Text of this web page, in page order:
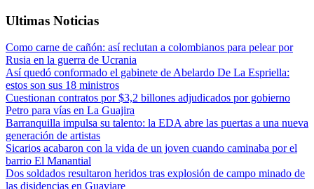
Ultimas Noticias
Como carne de cañón: así reclutan a colombianos para pelear por
Rusia en la guerra de Ucrania
Así quedó conformado el gabinete de Abelardo De La Espriella:
estos son sus 18 ministros
Cuestionan contratos por $3,2 billones adjudicados por gobierno
Petro para vías en La Guajira
Barranquilla impulsa su talento: la EDA abre las puertas a una nueva
generación de artistas
Sicarios acabaron con la vida de un joven cuando caminaba por el
barrio El Manantial
Dos soldados resultaron heridos tras explosión de campo minado de
las disidencias en Guaviare